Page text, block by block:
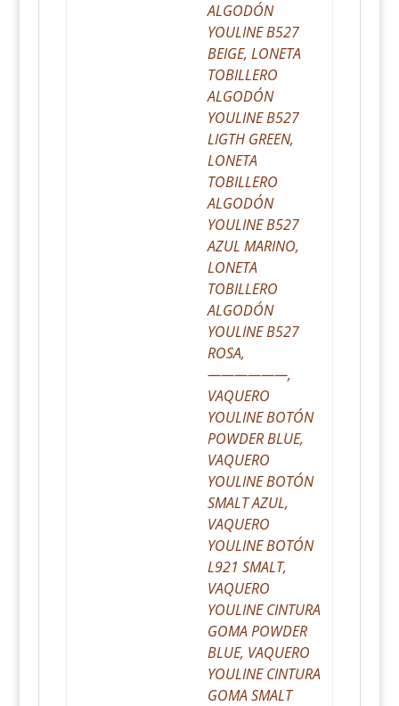
ALGODÓN
YOULINE B527
BEIGE, LONETA
TOBILLERO
ALGODÓN
YOULINE B527
LIGTH GREEN,
LONETA
TOBILLERO
ALGODÓN
YOULINE B527
AZUL MARINO,
LONETA
TOBILLERO
ALGODÓN
YOULINE B527
ROSA,
——————,
VAQUERO
YOULINE BOTÓN
POWDER BLUE,
VAQUERO
YOULINE BOTÓN
SMALT AZUL,
VAQUERO
YOULINE BOTÓN
L921 SMALT,
VAQUERO
YOULINE CINTURA
GOMA POWDER
BLUE, VAQUERO
YOULINE CINTURA
GOMA SMALT